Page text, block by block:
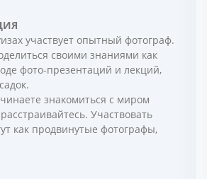
участвует опытный фотограф.
своими знаниями как
фото-презентаций и лекций,
знакомиться с миром
Участвовать
как продвинутые фотографы,